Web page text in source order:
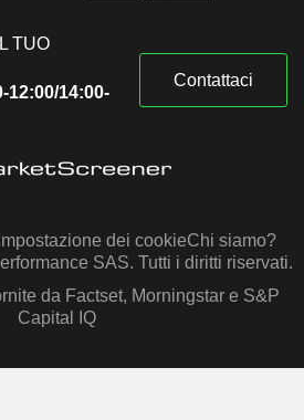
TUO
12:00/14:00-
Contattaci
Impostazione dei cookieChi siamo?
SAS. Tutti i diritti riservati.
da Factset, Morningstar e S&P
Capital IQ